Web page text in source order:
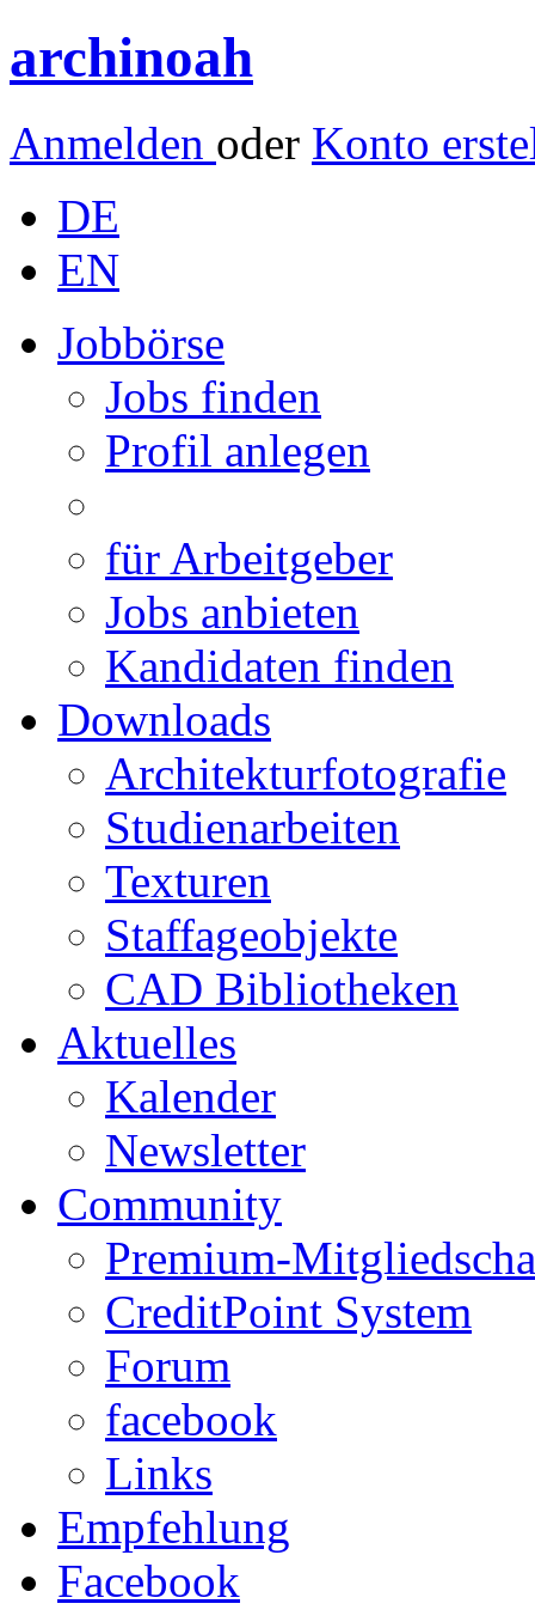
archinoah
Anmelden oder Konto
DE
EN
Jobbörse
Jobs finden
Profil anlegen
für Arbeitgeber
Jobs anbieten
Kandidaten finden
Downloads
Architekturfotografie
Studienarbeiten
Texturen
Staffageobjekte
CAD Bibliotheken
Aktuelles
Kalender
Newsletter
Community
Premium-
CreditPoint System
Forum
facebook
Links
Empfehlung
Facebook